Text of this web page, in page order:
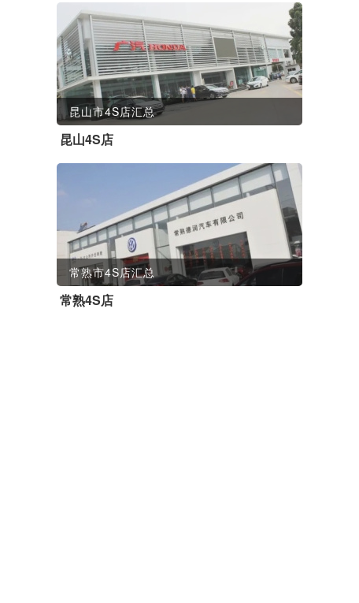
昆山市4S店汇总
昆山4S店
常熟市4S店汇总
常熟4S店